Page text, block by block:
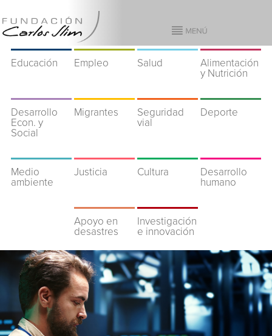
Educación Empleo Salud
Alimentación
y Nutrición
Desarrollo
Econ. y
Social
Migrantes
Seguridad
vial
Deporte
Medio
ambiente
Justicia Cultura
Desarrollo
humano
Apoyo en
desastres
Investigación
e innovación